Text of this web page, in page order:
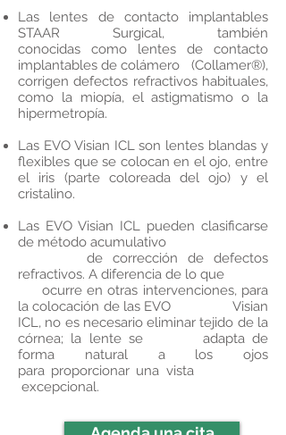
Las lentes de contacto implantables
STAAR Surgical, también
conocidas como lentes de contacto
implantables de colámero (Collamer®),
corrigen defectos refractivos habituales,
como la miopía, el astigmatismo o la
hipermetropía.
Las EVO Visian ICL son lentes blandas y
flexibles que se colocan en el ojo, entre
el iris (parte coloreada del ojo) y el
cristalino.
Las EVO Visian ICL pueden clasificarse
de método acumulativo
de corrección de defectos
refractivos. A diferencia de lo que
ocurre en otras intervenciones, para
la colocación de las EVO Visian
ICL, no es necesario eliminar tejido de la
córnea; la lente se adapta de
forma natural a los ojos
para proporcionar una vista
excepcional.